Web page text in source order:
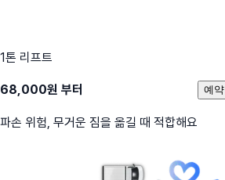
1톤 리프트
68,000원 부터
파손 위험, 무거운 짐을 옮길 때 적합해요
예약